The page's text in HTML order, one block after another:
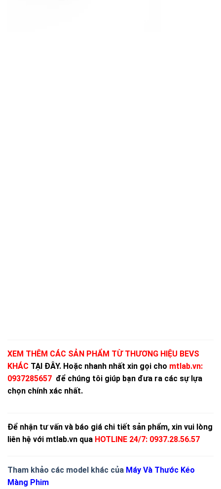
XEM THÊM CÁC SẢN PHẨM TỪ THƯƠNG HIỆU BEVS
KHÁC TẠI ĐÂY. Hoặc nhanh nhất xin gọi cho mtlab.vn:
0937285657 để chúng tôi giúp bạn đưa ra các sự lựa
chọn chính xác nhất.
Để nhận tư vấn và báo giá chi tiết sản phẩm, xin vui lòng
liên hệ với mtlab.vn qua HOTLINE 24/7: 0937.28.56.57
Tham khảo các model khác của Máy Và Thước Kéo
Màng Phim